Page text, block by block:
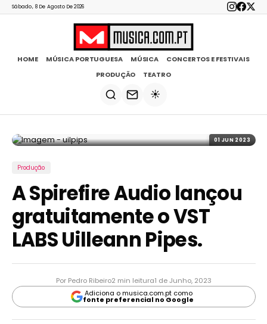
Sábado, 8 De Agosto De 2026
HOME MÚSICA PORTUGUESA MÚSICA
CONCERTOS E FESTIVAIS
PRODUÇÃO
TEATRO
☀️
01 JUN 2023
Produção
A Spirefire Audio lançou
gratuitamente o VST
LABS Uilleann Pipes.
Por Pedro Ribeiro2 min leitura1 de Junho, 2023
Adiciona o musica.com.pt como
fonte preferencial no Google